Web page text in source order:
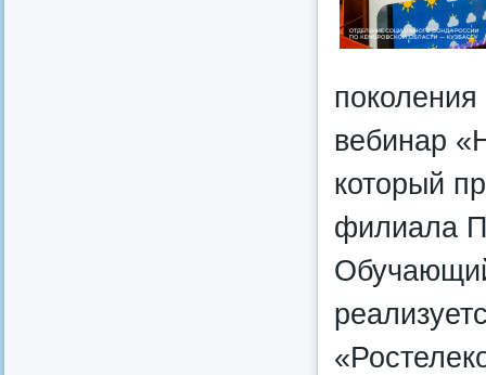
вебинар
который
филиала